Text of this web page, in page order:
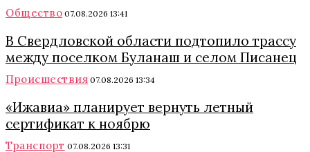
Общество 07.08.2026 13:41
В Свердловской области подтопило трассу
между поселком Буланаш и селом Писанец
Происшествия 07.08.2026 13:34
«Ижавиа» планирует вернуть летный
сертификат к ноябрю
Транспорт 07.08.2026 13:31